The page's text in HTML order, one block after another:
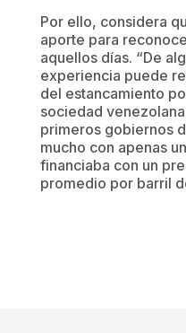
Por ello, considera
aporte para
aquellos días. “De
experiencia puede
del estancamiento
sociedad
primeros gobiernos
mucho con apenas
financiaba con un
promedio por barril